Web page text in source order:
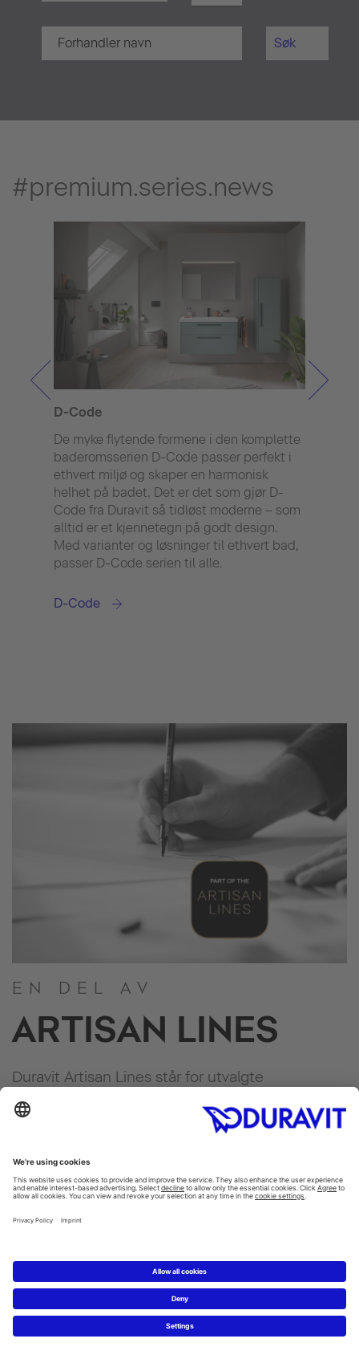
Søk
#premium.series.news
D-Code
De myke flytende formene i den komplette
baderomsserien D-Code passer perfekt i
ethvert miljø og skaper en harmonisk
helhet på badet. Det er det som gjør D-
Code fra Duravit så tidløst moderne – som
alltid er et kjennetegn på godt design.
Med varianter og løsninger til ethvert bad,
passer D-Code serien til alle.
D-Code
EN DEL AV
ARTISAN LINES
Duravit Artisan Lines står for utvalgte
designserier som krever en ekstraordinær grad
av kunnskap, håndverk og høyeste presisjon, og
ekspertise.
Flere ideer til ditt